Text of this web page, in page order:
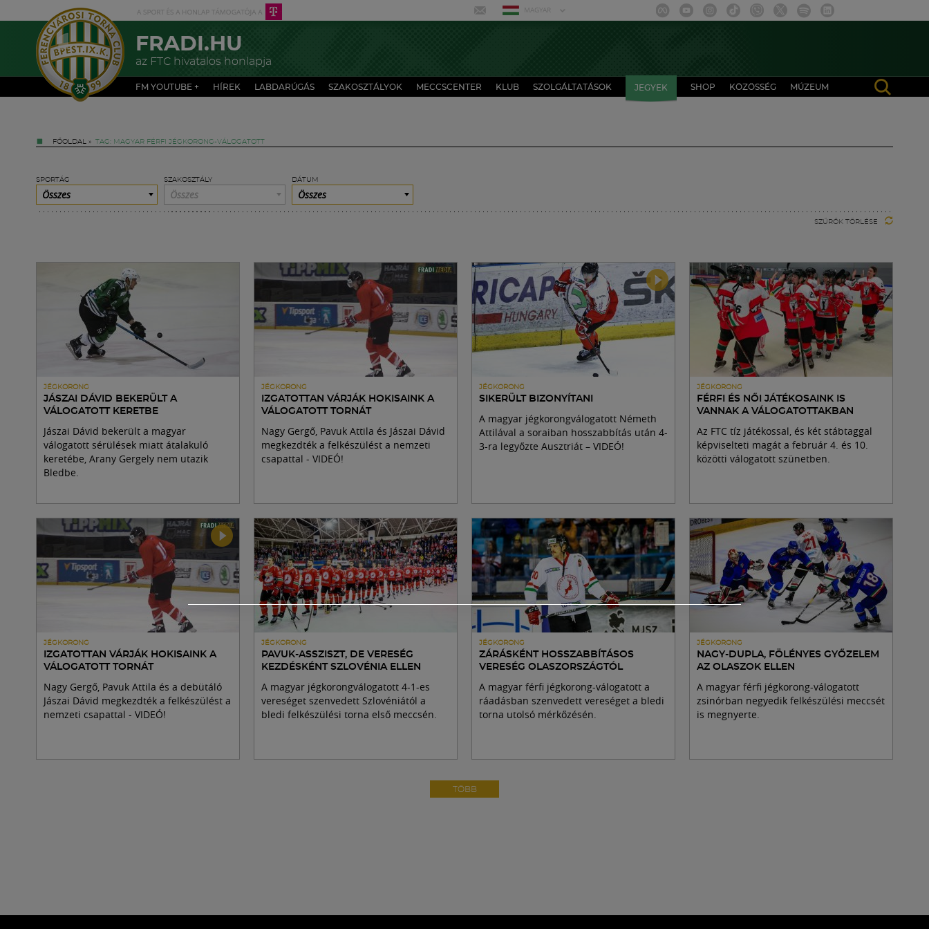
MAGYAR
FRADI.HU
az FTC hivatalos honlapja
FM YOUTUBE + HÍREK LABDARÚGÁS SZAKOSZTÁLYOK MECCSCENTER KLUB SZOLGÁLTATÁSOK JEGYEK SHOP KÖZÖSSÉG MÚZEUM
FŐOLDAL » TAG: MAGYAR FÉRFI JÉGKORONG-VÁLOGATOTT
SPORTÁG
Összes
SZAKOSZTÁLY
Összes
DÁTUM
Összes
SZŰRŐK TÖRLÉSE
JÉGKORONG
JÁSZAI DÁVID BEKERÜLT A
VÁLOGATOTT KERETBE
Jászai Dávid bekerült a magyar
válogatott sérülések miatt átalakuló
keretébe, Arany Gergely nem utazik
Bledbe.
JÉGKORONG
IZGATOTTAN VÁRJÁK HOKISAINK A
VÁLOGATOTT TORNÁT
Nagy Gergő, Pavuk Attila és Jászai Dávid
megkezdték a felkészülést a nemzeti
csapattal - VIDEÓ!
JÉGKORONG
SIKERÜLT BIZONYÍTANI
A magyar jégkorongválogatott Németh
Attilával a soraiban hosszabbítás után 4-
3-ra legyőzte Ausztriát – VIDEÓ!
JÉGKORONG
FÉRFI ÉS NŐI JÁTÉKOSAINK IS
VANNAK A VÁLOGATOTTAKBAN
Az FTC tíz játékossal, és két stábtaggal
képviselteti magát a február 4. és 10.
közötti válogatott szünetben.
JÉGKORONG
IZGATOTTAN VÁRJÁK HOKISAINK A
VÁLOGATOTT TORNÁT
Nagy Gergő, Pavuk Attila és a debütáló
Jászai Dávid megkezdték a felkészülést a
nemzeti csapattal - VIDEÓ!
JÉGKORONG
PAVUK-ASSZISZT, DE VERESÉG
KEZDÉSKÉNT SZLOVÉNIA ELLEN
A magyar jégkorongválogatott 4-1-es
vereséget szenvedett Szlovéniától a
bledi felkészülési torna első meccsén.
JÉGKORONG
ZÁRÁSKÉNT HOSSZABBÍTÁSOS
VERESÉG OLASZORSZÁGTÓL
A magyar férfi jégkorong-válogatott a
ráadásban szenvedett vereséget a bledi
torna utolsó mérkőzésén.
JÉGKORONG
NAGY-DUPLA, FÖLÉNYES GYŐZELEM
AZ OLASZOK ELLEN
A magyar férfi jégkorong-válogatott
zsinórban negyedik felkészülési meccsét
is megnyerte.
TÖBB